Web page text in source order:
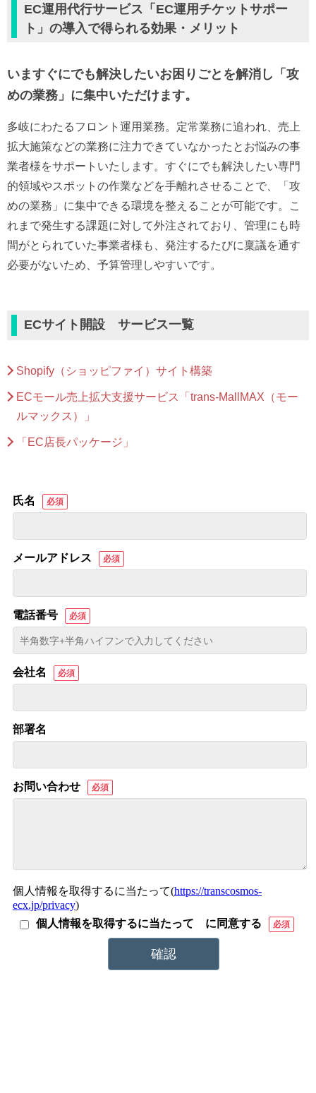
EC運用代行サービス「EC運用チケットサポー
ト」の導入で得られる効果・メリット
いますぐにでも解決したいお困りごとを解消し「攻
めの業務」に集中いただけます。
多岐にわたるフロント運用業務。定常業務に追われ、売上
拡大施策などの業務に注力できていなかったとお悩みの事
業者様をサポートいたします。すぐにでも解決したい専門
的領域やスポットの作業などを手離れさせることで、「攻
めの業務」に集中できる環境を整えることが可能です。こ
れまで発生する課題に対して外注されており、管理にも時
間がとられていた事業者様も、発注するたびに稟議を通す
必要がないため、予算管理しやすいです。
ECサイト開設 サービス一覧
Shopify（ショッピファイ） サイト構築
ECモール売上拡大支援サービス
「trans-MallMAX（モー
ルマックス）」
「EC店長パッケージ」